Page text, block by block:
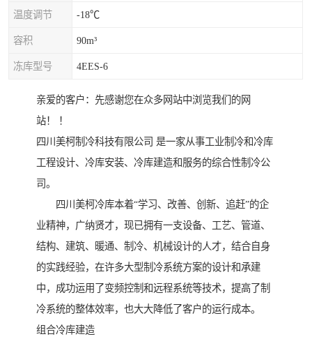
温度调节 -18℃
容积 90m³
冻库型号 4EES-6
亲爱的客户：先感谢您在众多网站中浏览我们的网
站！ ！
四川美柯制冷科技有限公司 是一家从事工业制冷和冷库
工程设计、冷库安装、冷库建造和服务的综合性制冷公
司。
四川美柯冷库本着“学习、改善、创新、追赶”的企
业精神，广纳贤才，现已拥有一支设备、工艺、管道、
结构、建筑、暖通、制冷、机械设计的人才，结合自身
的实践经验，在许多大型制冷系统方案的设计和承建
中，成功运用了变频控制和远程系统等技术，提高了制
冷系统的整体效率，也大大降低了客户的运行成本。
组合冷库建造